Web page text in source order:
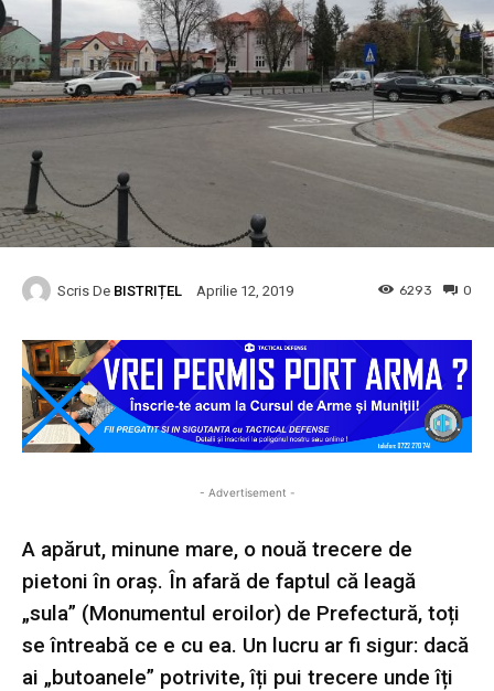
Scris De BISTRIȚEL Aprilie 12, 2019 0
6293
- Advertisement -
A apărut, minune mare, o nouă trecere de
pietoni în oraș. În afară de faptul că leagă
„sula” (Monumentul eroilor) de Prefectură, toți
se întreabă ce e cu ea. Un lucru ar fi sigur: dacă
ai „butoanele” potrivite, îți pui trecere unde îți